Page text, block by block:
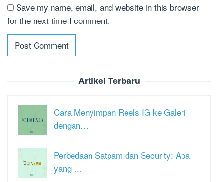
Save my name, email, and website in this browser
for the next time I comment.
Artikel Terbaru
Cara Menyimpan Reels IG ke Galeri
dengan…
Perbedaan Satpam dan Security: Apa
yang …